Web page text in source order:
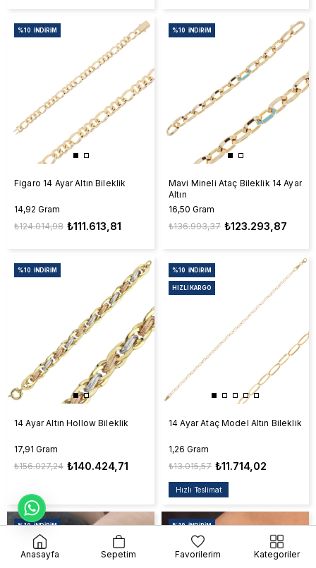
Figaro 14 Ayar Altın Bileklik
14,92 Gram
₺111.613,81
₺124.014,98
%10 İNDIRIM
Mavi Mineli Ataç Bileklik 14 Ayar
Altın
16,50 Gram
₺123.293,87
₺136.993,37
%10 İNDIRIM
14 Ayar Altın Hollow Bileklik
17,91 Gram
₺140.424,71
₺156.027,24
%10 İNDIRIM
14 Ayar Ataç Model Altın Bileklik
1,26 Gram
₺11.714,02
₺13.015,57
Hızlı Teslimat
%10 İNDIRIM
HIZLI KARGO
%10 İNDIRIM
HIZLI KARGO
%10 İNDIRIM
Anasayfa Sepetim Favorilerim Kategoriler